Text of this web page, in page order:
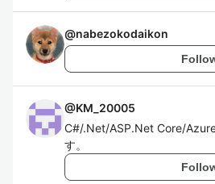
@nabezokodaikon
@KM_20005
C#/.Net/ASP.Net Core/
す。